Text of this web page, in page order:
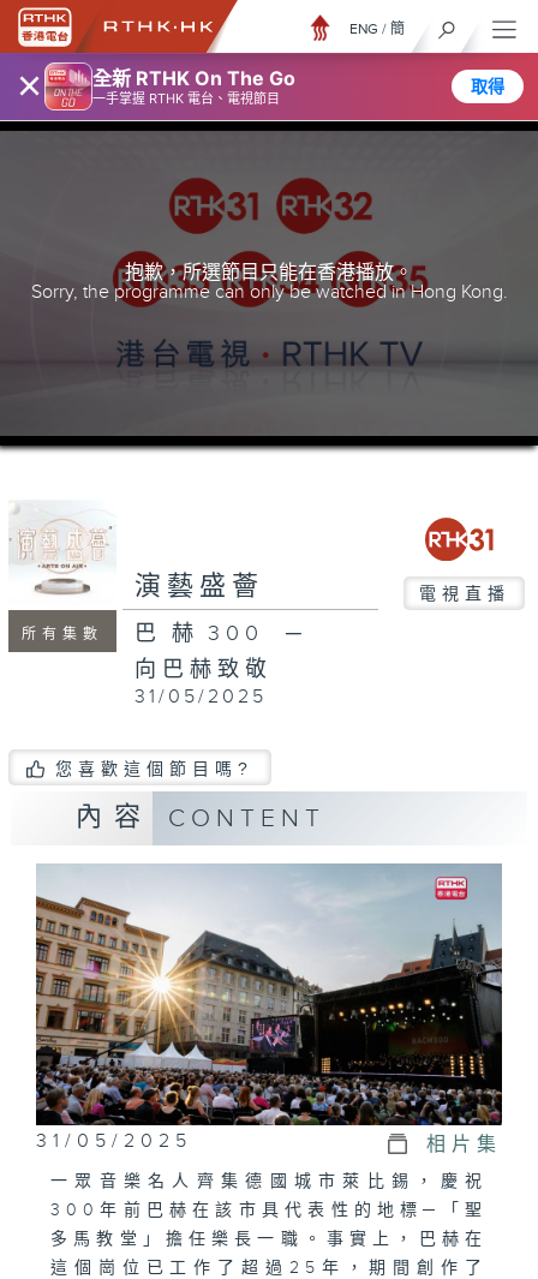
× 全新 RTHK On The Go
一手掌握 RTHK 電台、電視節目
取得
ENG / 簡
抱歉，所選節目只能在香港播放。
Sorry, the programme can only be watched in Hong Kong.
所有集數
演藝盛薈 電視直播
巴赫300 ─
向巴赫致敬
31/05/2025
您喜歡這個節目嗎?
內容 CONTENT
31/05/2025 相片集
一眾音樂名人齊集德國城市萊比錫，慶祝
300年前巴赫在該市具代表性的地標─「聖
多馬教堂」擔任樂長一職。事實上，巴赫在
這個崗位已工作了超過25年，期間創作了